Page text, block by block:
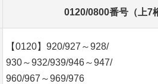
0120/0800番号（上7
【0120】920/927～928/
930～932/939/946～947/
960/967～969/976